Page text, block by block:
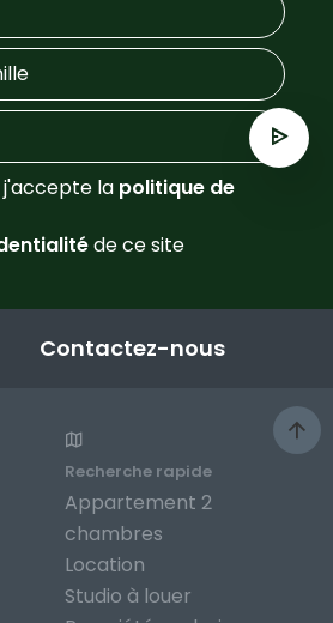
j'accepte la politique de
de ce site
Contactez-nous
Recherche rapide
Appartement 2
chambres
Location
Studio à louer